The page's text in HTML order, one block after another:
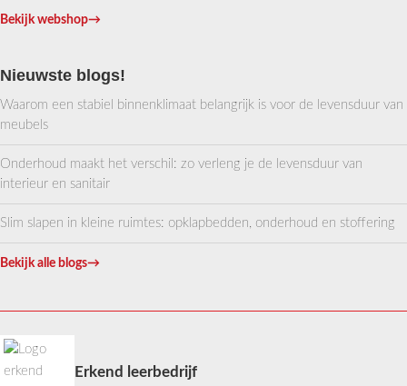
Bekijk webshop→
Nieuwste blogs!
Waarom een stabiel binnenklimaat belangrijk is voor de levensduur van
meubels
Onderhoud maakt het verschil: zo verleng je de levensduur van
interieur en sanitair
Slim slapen in kleine ruimtes: opklapbedden, onderhoud en stoffering
Bekijk alle blogs→
Erkend leerbedrijf